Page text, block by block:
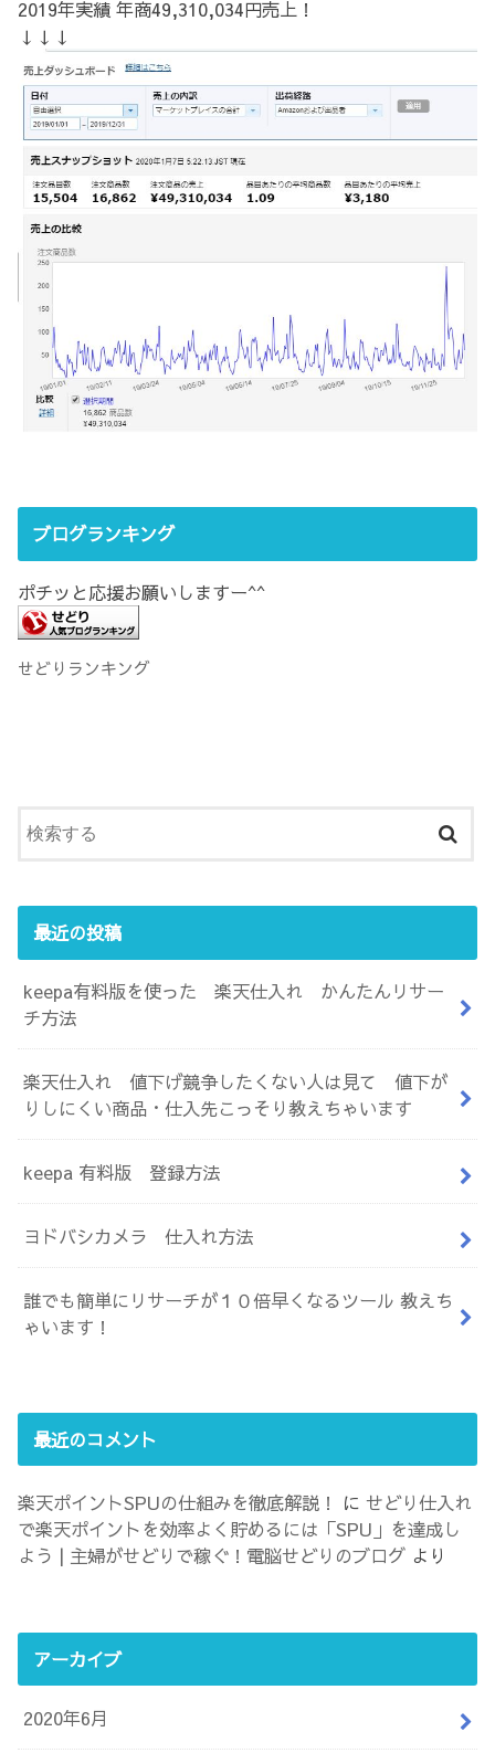
2019年実績 年商49,310,034円売上！
↓↓↓
ブログランキング
ポチッと応援お願いしますー^^
せどりランキング
最近の投稿
keepa有料版を使った 楽天仕入れ かんたんリサー
チ方法
楽天仕入れ 値下げ競争したくない人は見て 値下が
りしにくい商品・仕入先こっそり教えちゃいます
keepa 有料版 登録方法
ヨドバシカメラ 仕入れ方法
誰でも簡単にリサーチが１０倍早くなるツール 教えち
ゃいます！
最近のコメント
楽天ポイントSPUの仕組みを徹底解説！ にせどり仕入れ
で楽天ポイントを効率よく貯めるには「SPU」を達成し
よう | 主婦がせどりで稼ぐ！電脳せどりのブログ より
アーカイブ
2020年6月